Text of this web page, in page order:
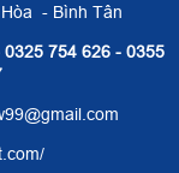
- Bình Tân
754 626 - 0355